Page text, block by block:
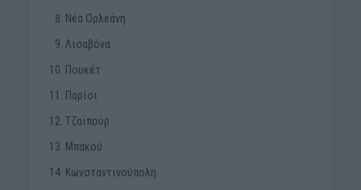
Νέα Ορλεάνη
Λισαβόνα
Πουκέτ
Παρίσι
Τζαϊπούρ
Μπακού
Κωνσταντινούπολη